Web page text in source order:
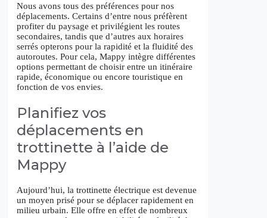
Nous avons tous des préférences pour nos
déplacements. Certains d’entre nous préfèrent
profiter du paysage et privilégient les routes
secondaires, tandis que d’autres aux horaires
serrés opterons pour la rapidité et la fluidité des
autoroutes. Pour cela, Mappy intègre différentes
options permettant de choisir entre un itinéraire
rapide, économique ou encore touristique en
fonction de vos envies.
Planifiez vos
déplacements en
trottinette à l’aide de
Mappy
Aujourd’hui, la trottinette électrique est devenue
un moyen prisé pour se déplacer rapidement en
milieu urbain. Elle offre en effet de nombreux